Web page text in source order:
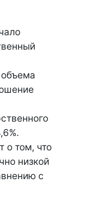
о том, что
низкой
с